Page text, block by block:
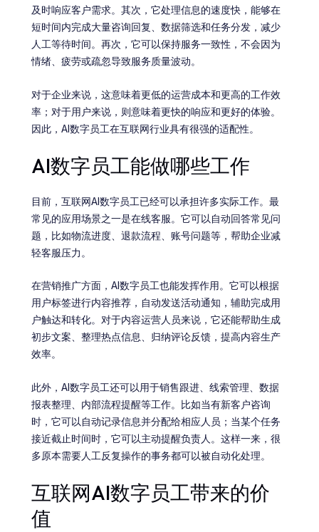
及时响应客户需求。其次，它处理信息的速度快，能够在
短时间内完成大量咨询回复、数据筛选和任务分发，减少
人工等待时间。再次，它可以保持服务一致性，不会因为
情绪、疲劳或疏忽导致服务质量波动。
对于企业来说，这意味着更低的运营成本和更高的工作效
率；对于用户来说，则意味着更快的响应和更好的体验。
因此，AI数字员工在互联网行业具有很强的适配性。
AI数字员工能做哪些工作
目前，互联网AI数字员工已经可以承担许多实际工作。最
常见的应用场景之一是在线客服。它可以自动回答常见问
题，比如物流进度、退款流程、账号问题等，帮助企业减
轻客服压力。
在营销推广方面，AI数字员工也能发挥作用。它可以根据
用户标签进行内容推荐，自动发送活动通知，辅助完成用
户触达和转化。对于内容运营人员来说，它还能帮助生成
初步文案、整理热点信息、归纳评论反馈，提高内容生产
效率。
此外，AI数字员工还可以用于销售跟进、线索管理、数据
报表整理、内部流程提醒等工作。比如当有新客户咨询
时，它可以自动记录信息并分配给相应人员；当某个任务
接近截止时间时，它可以主动提醒负责人。这样一来，很
多原本需要人工反复操作的事务都可以被自动化处理。
互联网AI数字员工带来的价
值